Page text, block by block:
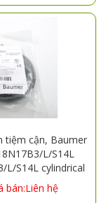
tiệm cận, Baumer
L/S14L
L/S14L cylindrical
proximity sensor
bán:Liên hệ